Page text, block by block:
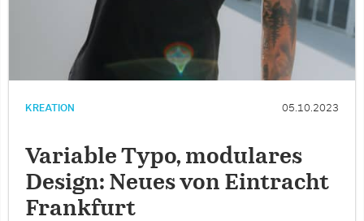
KREATION 05.10.2023
Variable Typo, modulares
Design: Neues von Eintracht
Frankfurt